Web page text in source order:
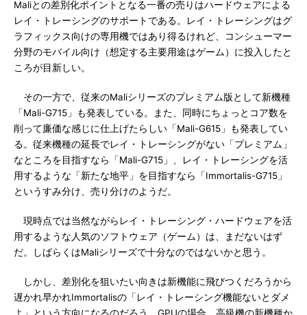
Maliとの差別化ポイントとなる一番の売りはハードウェアによる
レイ・トレーシングのサポートである。レイ・トレーシングはグ
ラフィックス向けの専用機ではあり得るけれど、コンシューマー
分野のモバイル向け（想定する主要用途はゲーム）に投入したと
ころが目新しい。
その一方で、従来のMaliシリーズのプレミアム版として新機種
「Mali-G715」も発表している。また、同時にちょっとコア数を
削って廉価な感じに仕上げたらしい「Mali-G615」も発表してい
る。従来機種の延長でレイ・トレーシングがない「プレミアム」
なところを目指すなら「Mali-G715」、レイ・トレーシングを活
用するような「新たな地平」を目指すなら「Immortalis-G715」
というすみ分け、売り分けのようだ。
現時点では当然ながらレイ・トレーシング・ハードウェアを活
用するような人気のソフトウェア（ゲーム）は、まだないはず
だ。しばらくはMaliシリーズで十分なのではないかと思う。
しかし、差別化を狙いたい向きは新機能に飛びつくだろうから
遅かれ早かれImmortalisの「レイ・トレーシング機能ないとダメ